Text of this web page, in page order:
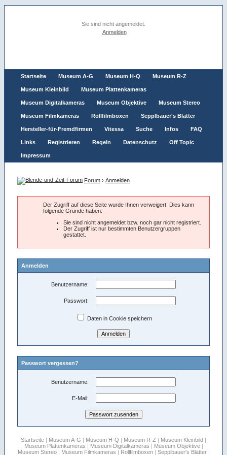
Sie sind nicht angemeldet.
Anmelden
Startseite Museum A-G Museum H-Q Museum R-Z
Museum Kleinbild Museum Plattenkameras
Museum Digitalkameras Museum Objektive Museum Stereo
Museum Filmkameras Rollfilmboxen Sepplbauer's Blätter
Hersteller-für-Fremdfirmen Vitessa Suche Infos FAQ
Links Registrieren Regeln Datenschutz Off Topic
Impressum
Forum › Anmelden
Der Zugriff auf diese Seite wurde Ihnen verweigert. Dies kann
folgende Gründe haben:
Sie sind nicht angemeldet bzw. noch gar nicht registriert.
Der Zugriff ist nur bestimmten Benutzergruppen
gestattet.
Anmelden
Benutzername:
Passwort:
Daten in Cookie speichern
Passwort vergessen?
Benutzername:
E-Mail:
Startseite Museum A-G Museum H-Q Museum R-Z Museum Kleinbild
Museum Plattenkameras
Museum Digitalkameras Museum Objektive|
Museum Stereo| Museum Filmkameras Rollfilmboxen| Sepplbauer's Blätter|